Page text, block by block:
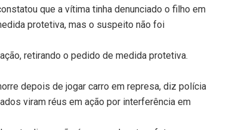
que a vítima tinha denunciado o filho em
protetiva, mas o suspeito não foi
retirando o pedido de medida protetiva.
depois de jogar carro em represa, diz polícia
viram réus em ação por interferência em